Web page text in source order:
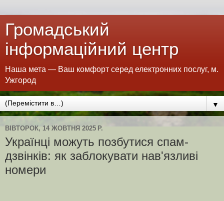
Громадський
інформаційний центр
Наша мета — Ваш комфорт серед електронних послуг, м.
Ужгород
▼
ВІВТОРОК, 14 ЖОВТНЯ 2025 Р.
Українці можуть позбутися спам-
дзвінків: як заблокувати нав'язливі
номери